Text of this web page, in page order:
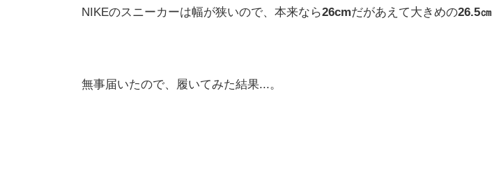
NIKEのスニーカーは幅が狭いので、本来なら26cmだがあえて大きめの26.5㎝
無事届いたので、履いてみた結果...。